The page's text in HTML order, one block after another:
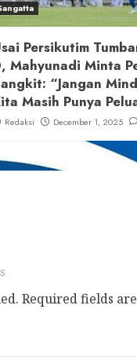
Persikutim
Mahyunadi Minta
“Jangan
Masih Punya
Redaksi December 1, 2025
Required fields